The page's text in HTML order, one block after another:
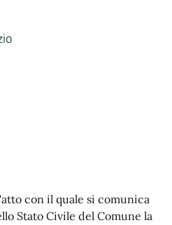
con il quale si comunica
Stato Civile del Comune la